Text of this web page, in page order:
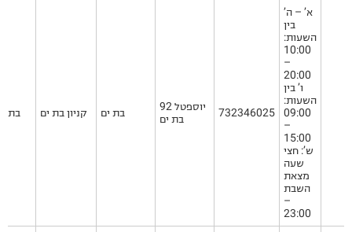
בת קניון בת ים בת ים
יוספטל 92
בת ים
732346025
א’ – ה’
בין
השעות:
10:00
–
20:00
ו’ בין
השעות:
09:00
–
15:00
ש’: חצי
שעה
מצאת
השבת
–
23:00